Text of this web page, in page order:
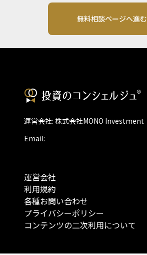
無料相談ページへ進む
運営会社: 株式会社MONO Investment
Email:
運営会社
利用規約
各種お問い合わせ
プライバシーポリシー
コンテンツの二次利用について